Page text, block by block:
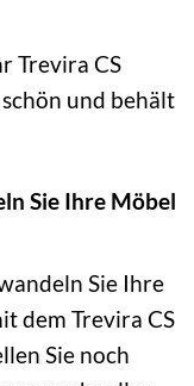
Trevira CS
und behält
Sie Ihre Möbel
Sie Ihre
dem Trevira CS
Sie noch